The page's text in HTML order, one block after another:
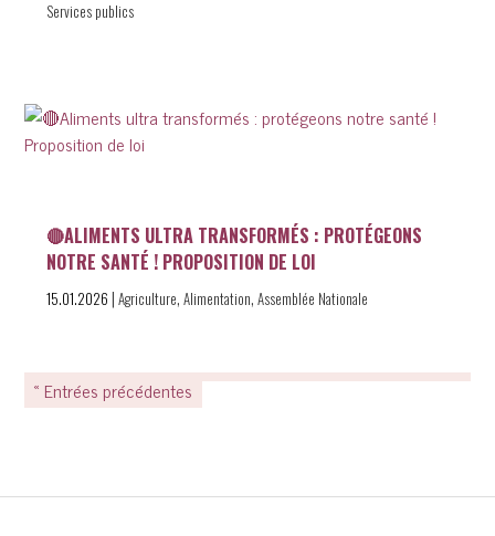
Services publics
🔴ALIMENTS ULTRA TRANSFORMÉS : PROTÉGEONS
NOTRE SANTÉ ! PROPOSITION DE LOI
15.01.2026 |Agriculture,Alimentation,Assemblée Nationale
« Entrées précédentes